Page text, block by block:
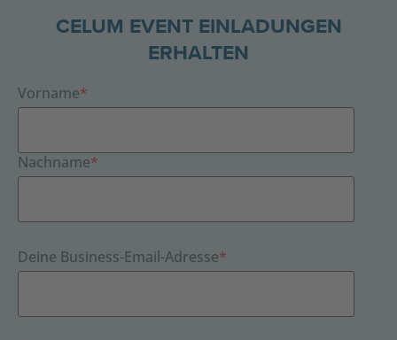
CELUM EVENT EINLADUNGEN
ERHALTEN
Vorname*
Nachname*
Deine Business-Email-Adresse*